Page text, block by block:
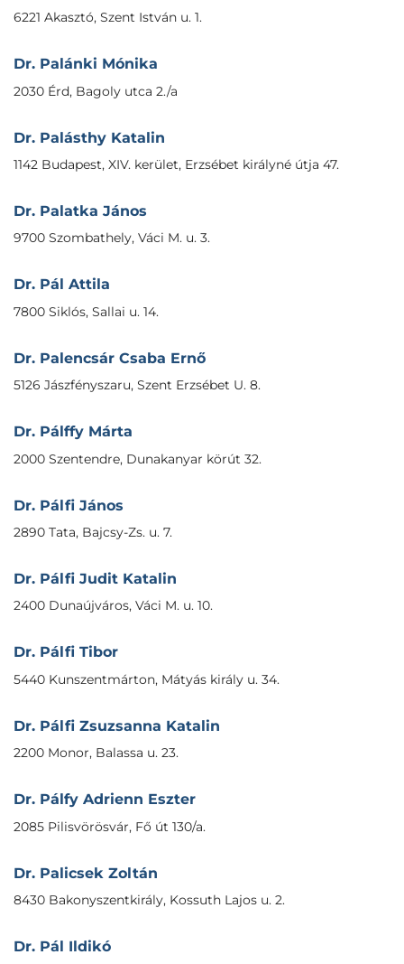
6221 Akasztó, Szent István u. 1.
Dr. Palánki Mónika
2030 Érd, Bagoly utca 2./a
Dr. Palásthy Katalin
1142 Budapest, XIV. kerület, Erzsébet királyné útja 47.
Dr. Palatka János
9700 Szombathely, Váci M. u. 3.
Dr. Pál Attila
7800 Siklós, Sallai u. 14.
Dr. Palencsár Csaba Ernő
5126 Jászfényszaru, Szent Erzsébet U. 8.
Dr. Pálffy Márta
2000 Szentendre, Dunakanyar körút 32.
Dr. Pálfi János
2890 Tata, Bajcsy-Zs. u. 7.
Dr. Pálfi Judit Katalin
2400 Dunaújváros, Váci M. u. 10.
Dr. Pálfi Tibor
5440 Kunszentmárton, Mátyás király u. 34.
Dr. Pálfi Zsuzsanna Katalin
2200 Monor, Balassa u. 23.
Dr. Pálfy Adrienn Eszter
2085 Pilisvörösvár, Fő út 130/a.
Dr. Palicsek Zoltán
8430 Bakonyszentkirály, Kossuth Lajos u. 2.
Dr. Pál Ildikó